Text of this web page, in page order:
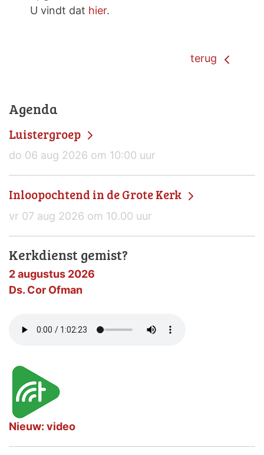
U vindt dat hier.
terug
Agenda
Luistergroep
do 06 aug 2026 om 10:00 uur
Inloopochtend in de Grote Kerk
vr 07 aug 2026 om 10.00 uur
Kerkdienst gemist?
2 augustus 2026
Ds. Cor Ofman
Nieuw: video